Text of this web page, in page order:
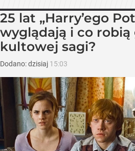
25 lat „Harry’ego
wyglądają i co robią
kultowej sagi?
Dodano:dzisiaj 15:03